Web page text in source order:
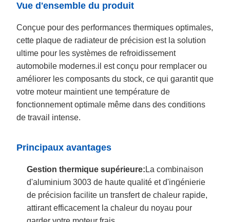
Vue d'ensemble du produit
Conçue pour des performances thermiques optimales,
cette plaque de radiateur de précision est la solution
ultime pour les systèmes de refroidissement
automobile modernes.il est conçu pour remplacer ou
améliorer les composants du stock, ce qui garantit que
votre moteur maintient une température de
fonctionnement optimale même dans des conditions
de travail intense.
Principaux avantages
Gestion thermique supérieure: La combinaison
d'aluminium 3003 de haute qualité et d'ingénierie
de précision facilite un transfert de chaleur rapide,
attirant efficacement la chaleur du noyau pour